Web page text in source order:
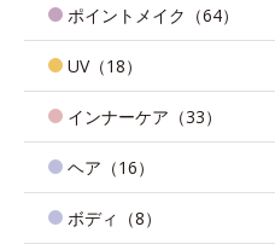
ポイントメイク（64）
UV（18）
インナーケア（33）
ヘア（16）
ボディ（8）